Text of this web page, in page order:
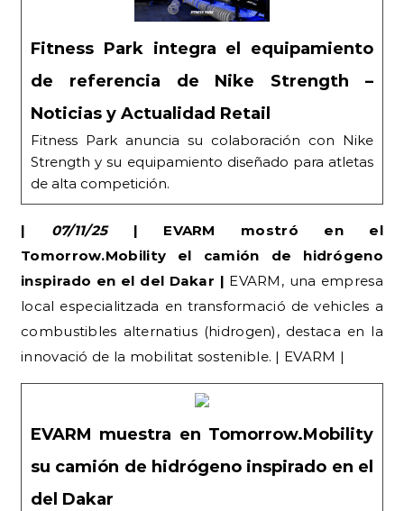
Fitness Park integra el equipamiento
de referencia de Nike Strength –
Noticias y Actualidad Retail
Fitness Park anuncia su colaboración con Nike
Strength y su equipamiento diseñado para atletas
de alta competición.
| 07/11/25| EVARM mostró en el
Tomorrow.Mobility el camión de hidrógeno
inspirado en el del Dakar | EVARM, una empresa
local especialitzada en transformació de vehicles a
combustibles alternatius (hidrogen), destaca en la
innovació de la mobilitat sostenible. | EVARM |
EVARM muestra en Tomorrow.Mobility
su camión de hidrógeno inspirado en el
del Dakar